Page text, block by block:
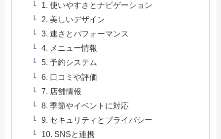
1. 使いやすさとナビゲーション
2. 美しいデザイン
3. 速さとパフォーマンス
4. メニュー情報
5. 予約システム
6. 口コミや評価
7. 店舗情報
8. 季節やイベントに対応
9. セキュリティとプライバシー
10. SNSと連携